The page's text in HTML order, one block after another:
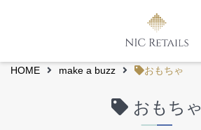
HOME make a buzz おもちゃ
おもちゃ